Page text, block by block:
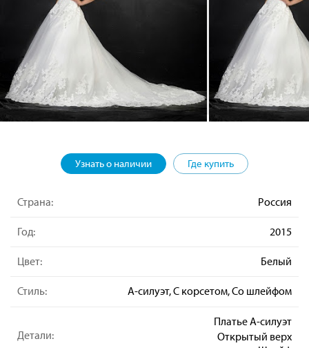
Узнать о наличии Где купить
Страна: Россия
Год: 2015
Цвет: Белый
Стиль: А-силуэт, С корсетом, Со шлейфом
Детали:
Платье А-силуэт
Открытый верх